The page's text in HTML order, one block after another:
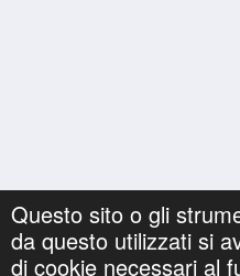
Questo sito o gli
da questo utilizzati si
di cookie necessari al
Nomi Ricerche